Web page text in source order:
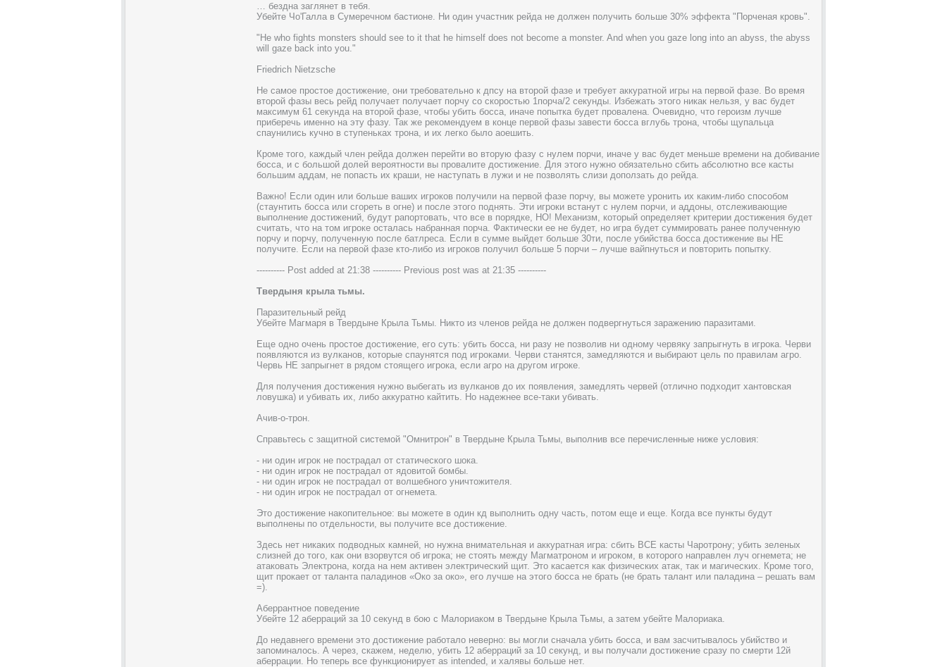
… бездна заглянет в тебя.
Убейте Чо'Галла в Сумеречном бастионе. Ни один участник рейда не должен получить больше 30% эффекта "Порченая кровь".
"He who fights monsters should see to it that he himself does not become a monster. And when you gaze long into an abyss, the abyss
will gaze back into you."
Friedrich Nietzsche
Не самое простое достижение, они требовательно к дпсу на второй фазе и требует аккуратной игры на первой фазе. Во время
второй фазы весь рейд получает получает порчу со скоростью 1порча/2 секунды. Избежать этого никак нельзя, у вас будет
максимум 61 секунда на второй фазе, чтобы убить босса, иначе попытка будет провалена. Очевидно, что героизм лучше
приберечь именно на эту фазу. Так же рекомендуем в конце первой фазы завести босса вглубь трона, чтобы щупальца
спаунились кучно в ступеньках трона, и их легко было аоешить.
Кроме того, каждый член рейда должен перейти во вторую фазу с нулем порчи, иначе у вас будет меньше времени на добивание
босса, и с большой долей вероятности вы провалите достижение. Для этого нужно обязательно сбить абсолютно все касты
большим аддам, не попасть их краши, не наступать в лужи и не позволять слизи доползать до рейда.
Важно! Если один или больше ваших игроков получили на первой фазе порчу, вы можете уронить их каким-либо способом
(стаунтить босса или сгореть в огне) и после этого поднять. Эти игроки встанут с нулем порчи, и аддоны, отслеживающие
выполнение достижений, будут рапортовать, что все в порядке, НО! Механизм, который определяет критерии достижения будет
считать, что на том игроке осталась набранная порча. Фактически ее не будет, но игра будет суммировать ранее полученную
порчу и порчу, полученную после батлреса. Если в сумме выйдет больше 30ти, после убийства босса достижение вы НЕ
получите. Если на первой фазе кто-либо из игроков получил больше 5 порчи – лучше вайпнуться и повторить попытку.
---------- Post added at 21:38 ---------- Previous post was at 21:35 ----------
Твердыня крыла тьмы.
Паразительный рейд
Убейте Магмаря в Твердыне Крыла Тьмы. Никто из членов рейда не должен подвергнуться заражению паразитами.
Еще одно очень простое достижение, его суть: убить босса, ни разу не позволив ни одному червяку запрыгнуть в игрока. Черви
появляются из вулканов, которые спаунятся под игроками. Черви станятся, замедляются и выбирают цель по правилам агро.
Червь НЕ запрыгнет в рядом стоящего игрока, если агро на другом игроке.
Для получения достижения нужно выбегать из вулканов до их появления, замедлять червей (отлично подходит хантовская
ловушка) и убивать их, либо аккуратно кайтить. Но надежнее все-таки убивать.
Ачив-о-трон.
Справьтесь с защитной системой "Омнитрон" в Твердыне Крыла Тьмы, выполнив все перечисленные ниже условия:
- ни один игрок не пострадал от статического шока.
- ни один игрок не пострадал от ядовитой бомбы.
- ни один игрок не пострадал от волшебного уничтожителя.
- ни один игрок не пострадал от огнемета.
Это достижение накопительное: вы можете в один кд выполнить одну часть, потом еще и еще. Когда все пункты будут
выполнены по отдельности, вы получите все достижение.
Здесь нет никаких подводных камней, но нужна внимательная и аккуратная игра: сбить ВСЕ касты Чаротрону; убить зеленых
слизней до того, как они взорвутся об игрока; не стоять между Магматроном и игроком, в которого направлен луч огнемета; не
атаковать Электрона, когда на нем активен электрический щит. Это касается как физических атак, так и магических. Кроме того,
щит прокает от таланта паладинов «Око за око», его лучше на этого босса не брать (не брать талант или паладина – решать вам
=).
Аберрантное поведение
Убейте 12 аберраций за 10 секунд в бою с Малориаком в Твердыне Крыла Тьмы, а затем убейте Малориака.
До недавнего времени это достижение работало неверно: вы могли сначала убить босса, и вам засчитывалось убийство и
запоминалось. А через, скажем, неделю, убить 12 аберраций за 10 секунд, и вы получали достижение сразу по смерти 12й
аберрации. Но теперь все функционирует as intended, и халявы больше нет.